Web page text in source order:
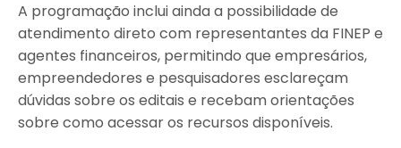
A programação inclui ainda a possibilidade de
atendimento direto com representantes da FINEP e
agentes financeiros, permitindo que empresários,
empreendedores e pesquisadores esclareçam
dúvidas sobre os editais e recebam orientações
sobre como acessar os recursos disponíveis.